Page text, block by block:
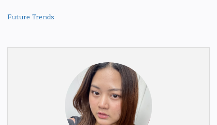
Future Trends